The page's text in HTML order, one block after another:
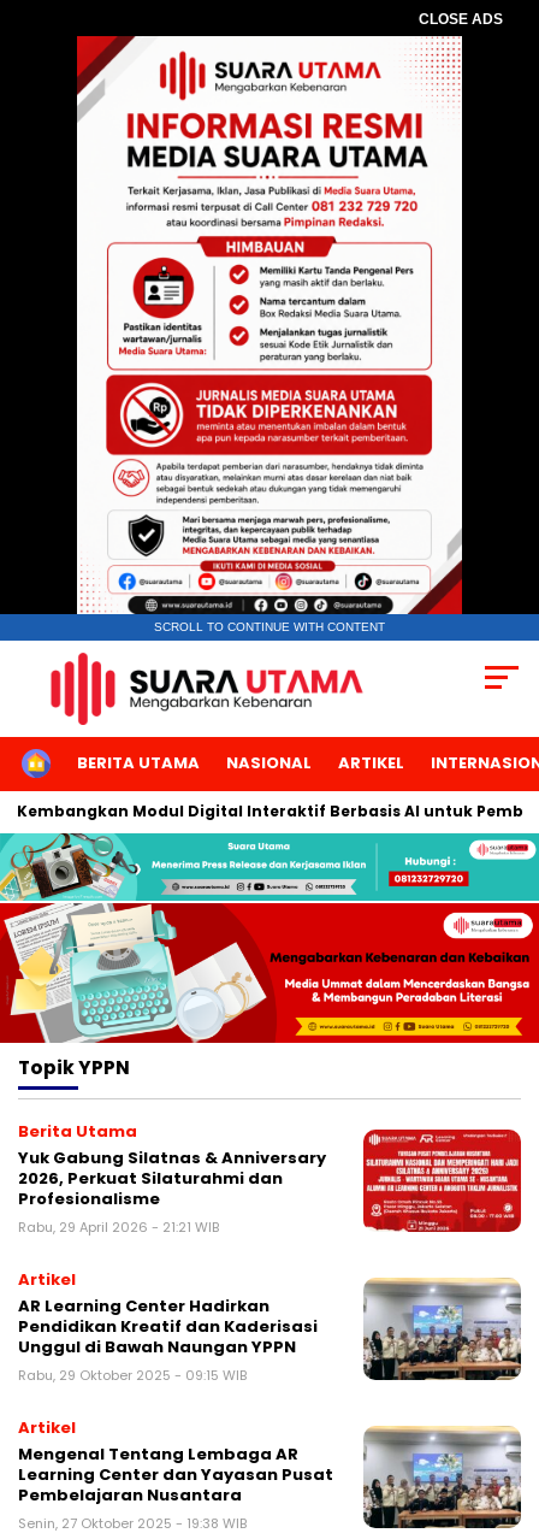
CLOSE ADS
SCROLL TO CONTINUE WITH CONTENT
HOMEBERITA UTAMA NASIONAL ARTIKEL
Modul Digital Interaktif Berbasis AI untuk
TopikYPPN
Berita Utama
Yuk Gabung Silatnas & Anniversary
2026, Perkuat Silaturahmi dan
Profesionalisme
Rabu, 29 April 2026 - 21:21 WIB
Artikel
AR Learning Center Hadirkan
Pendidikan Kreatif dan Kaderisasi
Unggul di Bawah Naungan YPPN
Rabu, 29 Oktober 2025 - 09:15 WIB
Artikel
Mengenal Tentang Lembaga AR
Learning Center dan Yayasan Pusat
Pembelajaran Nusantara
Senin, 27 Oktober 2025 - 19:38 WIB